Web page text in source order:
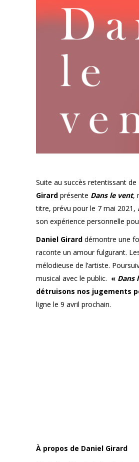
Suite au succès retentissant de
Girard présente Dans le vent,
titre, prévu pour le 7 mai 2021,
son expérience personnelle
Daniel Girard démontre une
raconte un amour fulgurant.
mélodieuse de l’artiste.
musical avec le public. « Dans
détruisons nos jugements
ligne le 9 avril prochain.
À propos de Daniel Girard